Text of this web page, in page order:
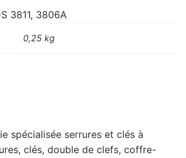
3811, 3806A
0,25 kg
spécialisée serrures et clés à
clés, double de clefs, coffre-